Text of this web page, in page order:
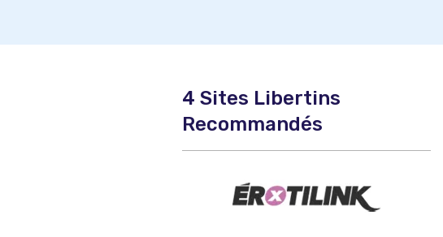
4 Sites Libertins
Recommandés